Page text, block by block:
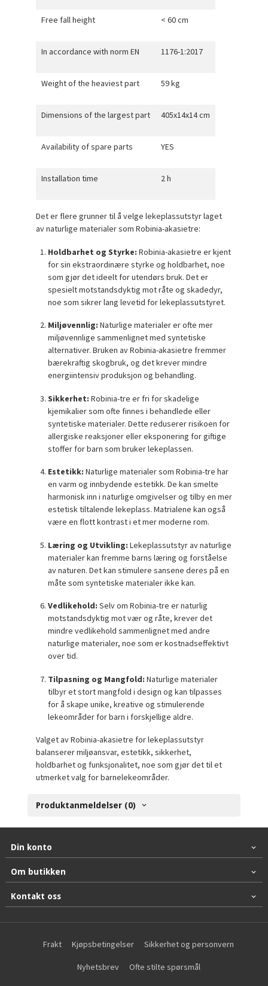
Free fall height < 60 cm
In accordance with norm EN 1176-1:2017
Weight of the heaviest part 59 kg
Dimensions of the largest part 405x14x14 cm
Availability of spare parts YES
Installation time 2 h
Det er flere grunner til å velge lekeplassutstyr laget
av naturlige materialer som Robinia-akasietre:
Holdbarhet og Styrke: Robinia-akasietre er kjent
for sin ekstraordinære styrke og holdbarhet, noe
som gjør det ideelt for utendørs bruk. Det er
spesielt motstandsdyktig mot råte og skadedyr,
noe som sikrer lang levetid for lekeplassutstyret.
Miljøvennlig: Naturlige materialer er ofte mer
miljøvennlige sammenlignet med syntetiske
alternativer. Bruken av Robinia-akasietre fremmer
bærekraftig skogbruk, og det krever mindre
energiintensiv produksjon og behandling.
Sikkerhet: Robinia-tre er fri for skadelige
kjemikalier som ofte finnes i behandlede eller
syntetiske materialer. Dette reduserer risikoen for
allergiske reaksjoner eller eksponering for giftige
stoffer for barn som bruker lekeplassen.
Estetikk: Naturlige materialer som Robinia-tre har
en varm og innbydende estetikk. De kan smelte
harmonisk inn i naturlige omgivelser og tilby en mer
estetisk tiltalende lekeplass. Matrialene kan også
være en flott kontrast i et mer moderne rom.
Læring og Utvikling: Lekeplassutstyr av naturlige
materialer kan fremme barns læring og forståelse
av naturen. Det kan stimulere sansene deres på en
måte som syntetiske materialer ikke kan.
Vedlikehold: Selv om Robinia-tre er naturlig
motstandsdyktig mot vær og råte, krever det
mindre vedlikehold sammenlignet med andre
naturlige materialer, noe som er kostnadseffektivt
over tid.
Tilpasning og Mangfold: Naturlige materialer
tilbyr et stort mangfold i design og kan tilpasses
for å skape unike, kreative og stimulerende
lekeområder for barn i forskjellige aldre.
Valget av Robinia-akasietre for lekeplassutstyr
balanserer miljøansvar, estetikk, sikkerhet,
holdbarhet og funksjonalitet, noe som gjør det til et
utmerket valg for barnelekeområder.
Produktanmeldelser (0)
Din konto
Om butikken
Kontakt oss
Frakt Kjøpsbetingelser Sikkerhet og personvern
Nyhetsbrev Ofte stilte spørsmål